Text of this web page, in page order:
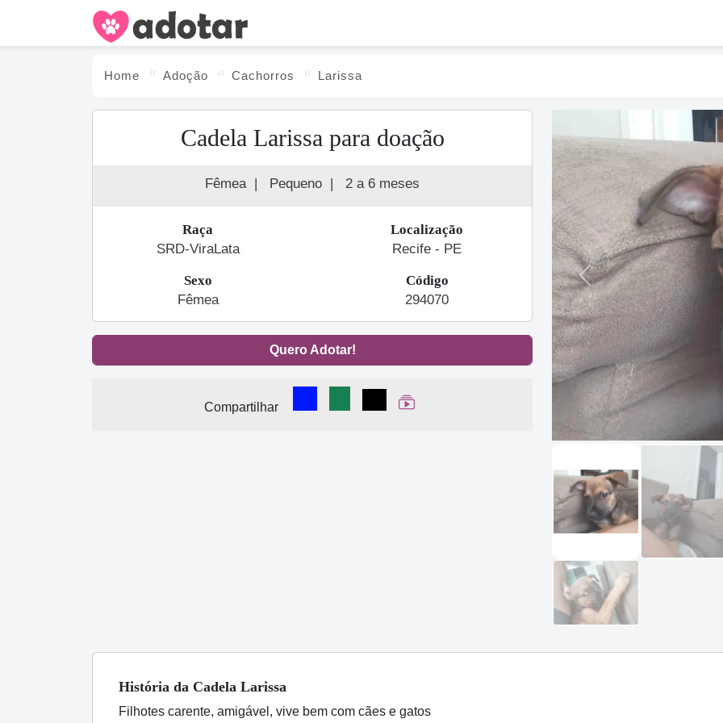
Home Adoção Cachorros Larissa
Cadela Larissa para doação
Fêmea | Pequeno | 2 a 6 meses
Raça
SRD-ViraLata
Localização
Recife - PE
Sexo
Fêmea
Código
294070
Quero Adotar!
Compartilhar
Compartilhar no Facebook
Compartilhar no WhatsApp
Compartilhar
Ver Web Story
Previous
História da Cadela Larissa
Filhotes carente, amigável, vive bem com cães e gatos